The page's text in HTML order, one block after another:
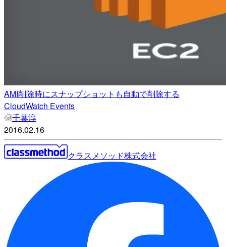
AMI削除時にスナップショットも自動で削除する
CloudWatch Events
千葉淳
2016.02.16
クラスメソッド株式会社